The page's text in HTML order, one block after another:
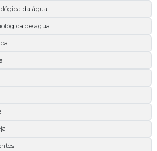
da água
de água